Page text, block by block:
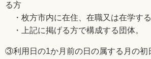
る方
・枚方市内に在住、在職又は在学する
・上記に掲げる方で構成する団体。
③利用日の1か月前の日の属する月の初